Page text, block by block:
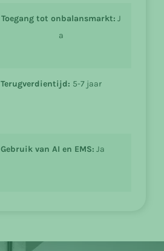
Toegang tot onbalansmarkt: J
a
Terugverdientijd: 5-7 jaar
Gebruik van AI en EMS: Ja